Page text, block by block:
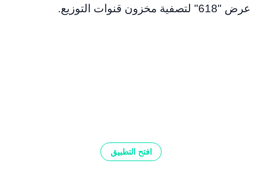
عرض "618" لتصفية مخزون قنوات التوزيع.
افتح التطبيق